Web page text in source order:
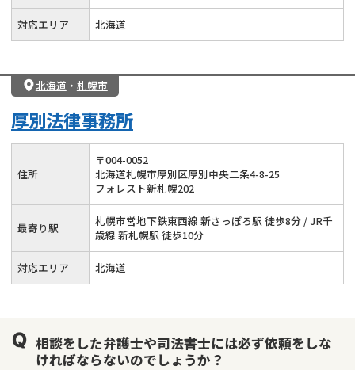
対応エリア 北海道
北海道 ・ 札幌市
厚別法律事務所
住所
〒004-0052
北海道札幌市厚別区厚別中央二条4-8-25
フォレスト新札幌202
最寄り駅
札幌市営地下鉄東西線 新さっぽろ駅 徒歩8分 / JR千
歳線 新札幌駅 徒歩10分
対応エリア 北海道
相談をした弁護士や司法書士には必ず依頼をしな
ければならないのでしょうか？